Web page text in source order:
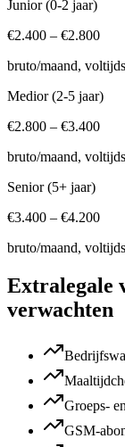
Junior (0-2 jaar)
€2.400 – €2.800
bruto/maand, voltijds
Medior (2-5 jaar)
€2.800 – €3.400
bruto/maand, voltijds
Senior (5+ jaar)
€3.400 – €4.200
bruto/maand, voltijds
Extralegale
verwachten
Groeps-
GSM-